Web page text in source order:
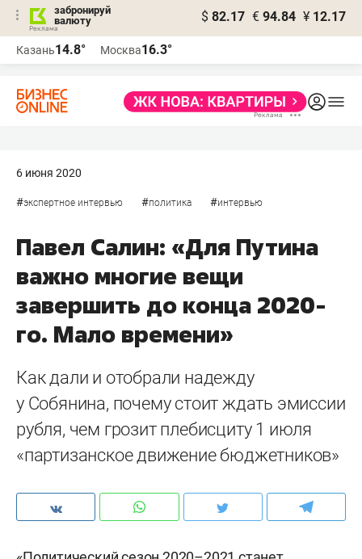
забронируй
валюту
$ 82.17 € 94.84 ¥ 12.17
Казань14.8° Москва16.3°
6 июня 2020
#экспертное интервью #политика #интервью
Павел Салин: «Для Путина
важно многие вещи
завершить до конца 2020-
го. Мало времени»
Как дали и отобрали надежду
у Собянина, почему стоит ждать эмиссии
рубля, чем грозит плебисциту 1 июля
«партизанское движение бюджетников»